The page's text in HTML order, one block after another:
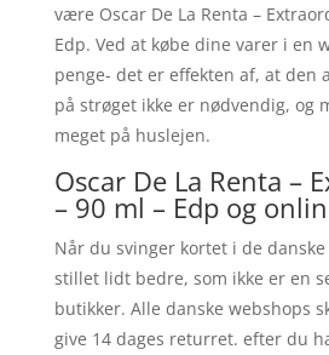
være Oscar De La Renta –
Edp. Ved at købe dine varer i en
penge- det er effekten af, at den
på strøget ikke er nødvendig, og
meget på huslejen.
Oscar De La Renta –
– 90 ml – Edp og
Når du svinger kortet i de
stillet lidt bedre, som ikke er en
butikker. Alle danske webshops
give 14 dages returret. efter du